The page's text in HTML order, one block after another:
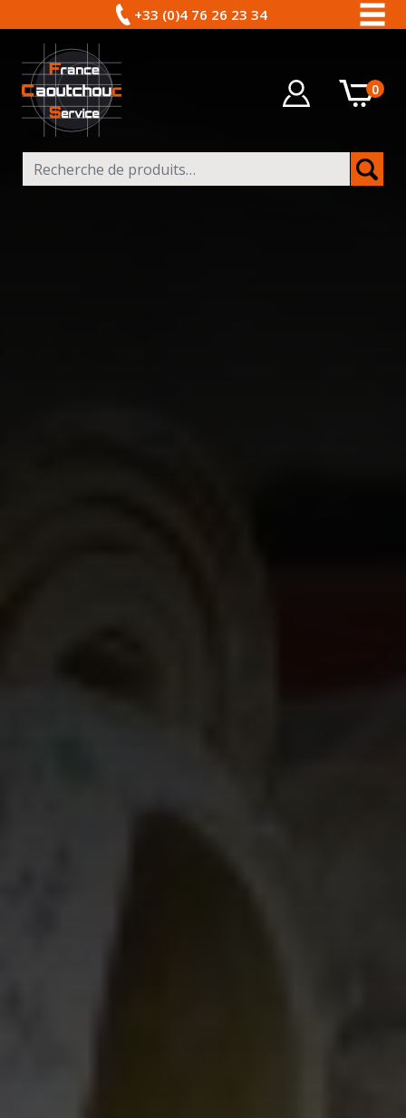
+33 (0)4 76 26 23 34
0
Recherche pour :